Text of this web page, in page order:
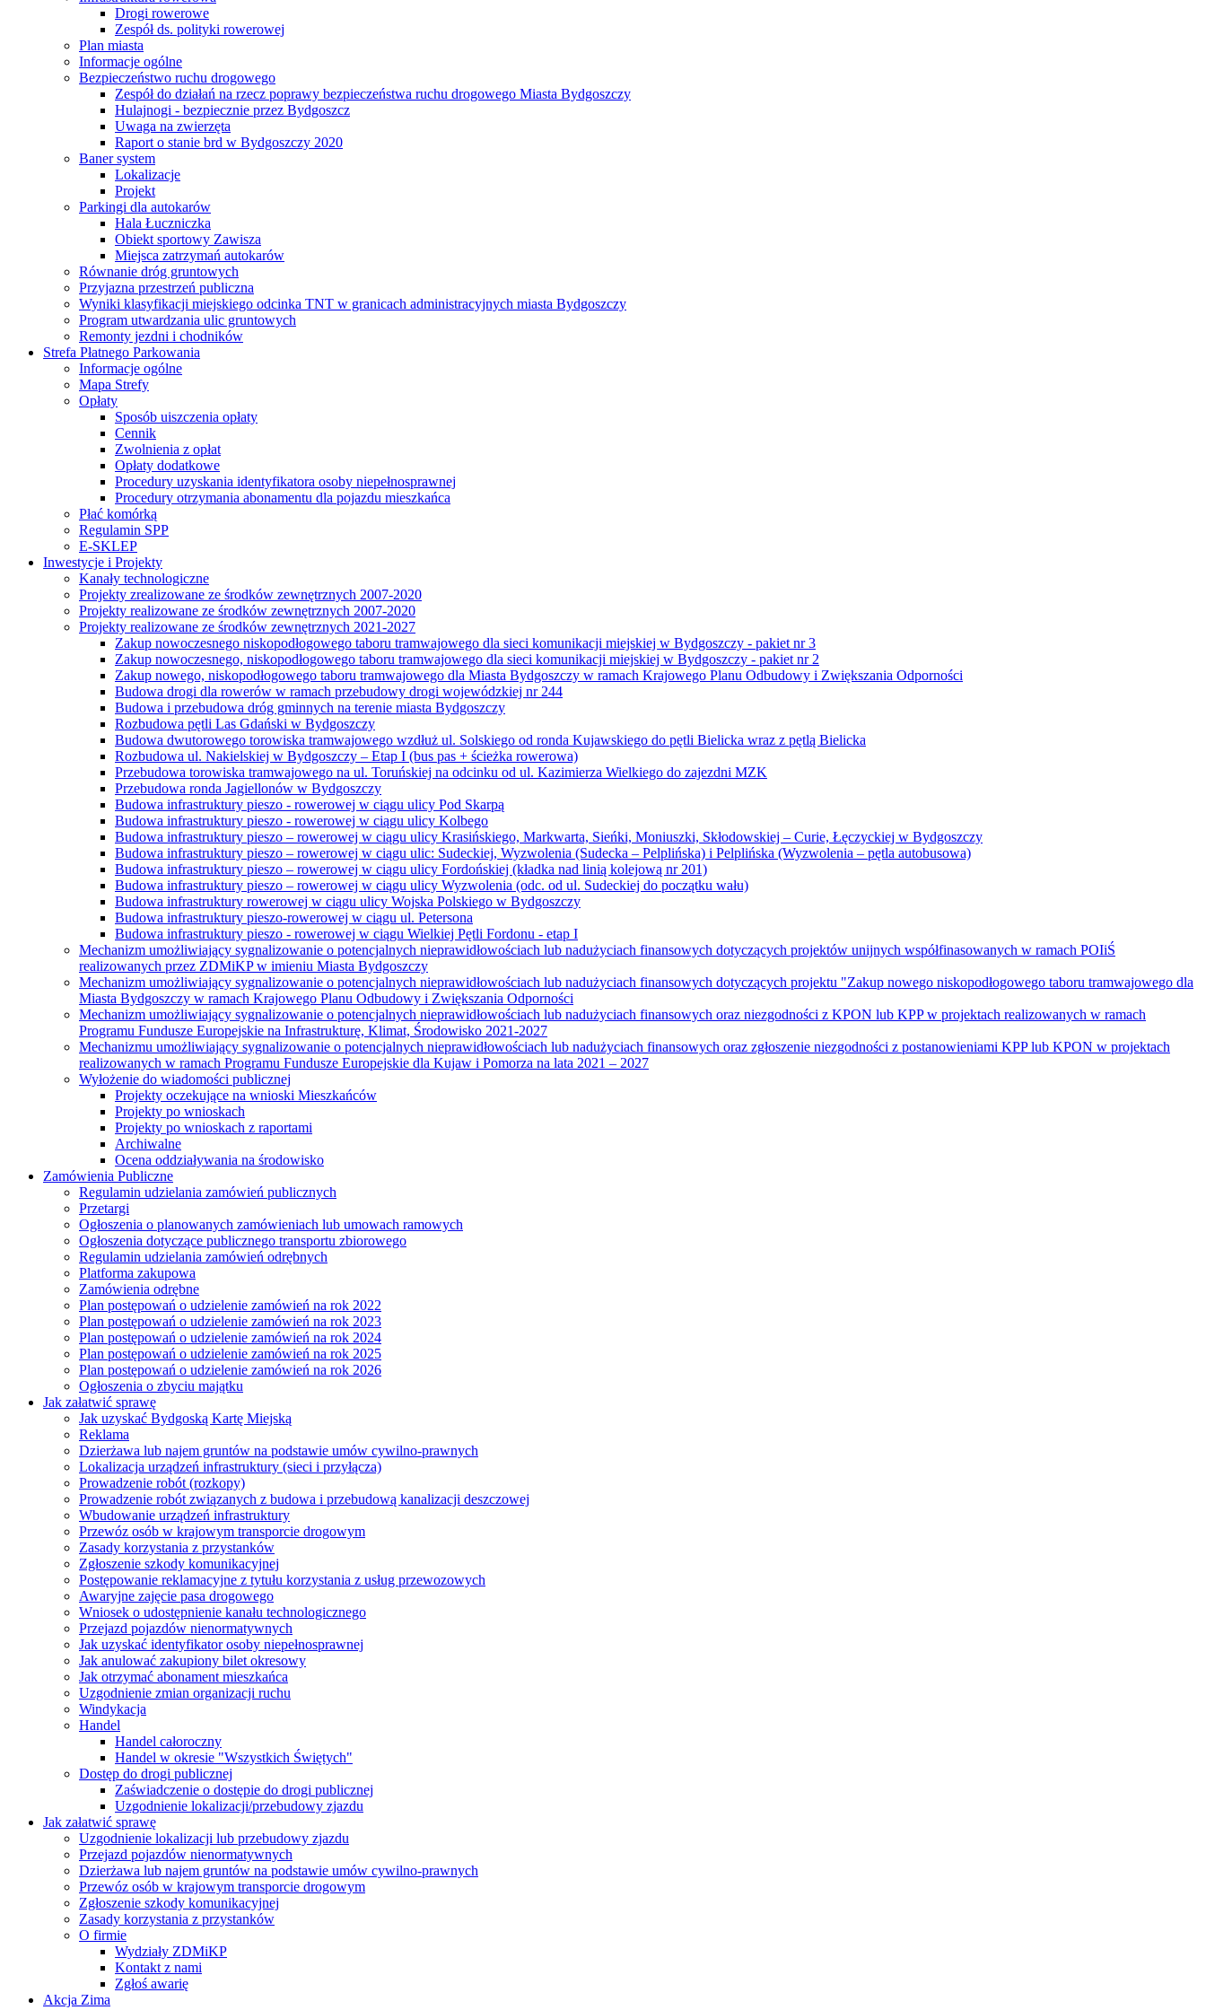
Drogi rowerowe
Zespół ds. polityki rowerowej
Plan miasta
Informacje ogólne
Bezpieczeństwo ruchu drogowego
Zespół do działań na rzecz poprawy bezpieczeństwa ruchu drogowego Miasta Bydgoszczy
Hulajnogi - bezpiecznie przez Bydgoszcz
Uwaga na zwierzęta
Raport o stanie brd w Bydgoszczy 2020
Baner system
Lokalizacje
Projekt
Parkingi dla autokarów
Hala Łuczniczka
Obiekt sportowy Zawisza
Miejsca zatrzymań autokarów
Równanie dróg gruntowych
Przyjazna przestrzeń publiczna
Wyniki klasyfikacji miejskiego odcinka TNT w granicach administracyjnych miasta Bydgoszczy
Program utwardzania ulic gruntowych
Remonty jezdni i chodników
Strefa Płatnego Parkowania
Informacje ogólne
Mapa Strefy
Opłaty
Sposób uiszczenia opłaty
Cennik
Zwolnienia z opłat
Opłaty dodatkowe
Procedury uzyskania identyfikatora osoby niepełnosprawnej
Procedury otrzymania abonamentu dla pojazdu mieszkańca
Płać komórką
Regulamin SPP
E-SKLEP
Inwestycje i Projekty
Kanały technologiczne
Projekty zrealizowane ze środków zewnętrznych 2007-2020
Projekty realizowane ze środków zewnętrznych 2007-2020
Projekty realizowane ze środków zewnętrznych 2021-2027
Zakup nowoczesnego niskopodłogowego taboru tramwajowego dla sieci komunikacji miejskiej w Bydgoszczy - pakiet nr 3
Zakup nowoczesnego, niskopodłogowego taboru tramwajowego dla sieci komunikacji miejskiej w Bydgoszczy - pakiet nr 2
Zakup nowego, niskopodłogowego taboru tramwajowego dla Miasta Bydgoszczy w ramach Krajowego Planu Odbudowy i Zwiększania Odporności
Budowa drogi dla rowerów w ramach przebudowy drogi wojewódzkiej nr 244
Budowa i przebudowa dróg gminnych na terenie miasta Bydgoszczy
Rozbudowa pętli Las Gdański w Bydgoszczy
Budowa dwutorowego torowiska tramwajowego wzdłuż ul. Solskiego od ronda Kujawskiego do pętli Bielicka wraz z pętlą Bielicka
Rozbudowa ul. Nakielskiej w Bydgoszczy – Etap I (bus pas + ścieżka rowerowa)
Przebudowa torowiska tramwajowego na ul. Toruńskiej na odcinku od ul. Kazimierza Wielkiego do zajezdni MZK
Przebudowa ronda Jagiellonów w Bydgoszczy
Budowa infrastruktury pieszo - rowerowej w ciągu ulicy Pod Skarpą
Budowa infrastruktury pieszo - rowerowej w ciągu ulicy Kolbego
Budowa infrastruktury pieszo – rowerowej w ciągu ulicy Krasińskiego, Markwarta, Sieńki, Moniuszki, Skłodowskiej – Curie, Łęczyckiej w Bydgoszczy
Budowa infrastruktury pieszo – rowerowej w ciągu ulic: Sudeckiej, Wyzwolenia (Sudecka – Pelplińska) i Pelplińska (Wyzwolenia – pętla autobusowa)
Budowa infrastruktury pieszo – rowerowej w ciągu ulicy Fordońskiej (kładka nad linią kolejową nr 201)
Budowa infrastruktury pieszo – rowerowej w ciągu ulicy Wyzwolenia (odc. od ul. Sudeckiej do początku wału)
Budowa infrastruktury rowerowej w ciągu ulicy Wojska Polskiego w Bydgoszczy
Budowa infrastruktury pieszo-rowerowej w ciągu ul. Petersona
Budowa infrastruktury pieszo - rowerowej w ciągu Wielkiej Pętli Fordonu - etap I
Mechanizm umożliwiający sygnalizowanie o potencjalnych nieprawidłowościach lub nadużyciach finansowych dotyczących projektów unijnych współfinasowanych w ramach POIiŚ
realizowanych przez ZDMiKP w imieniu Miasta Bydgoszczy
Mechanizm umożliwiający sygnalizowanie o potencjalnych nieprawidłowościach lub nadużyciach finansowych dotyczących projektu "Zakup nowego niskopodłogowego taboru tramwajowego dla
Miasta Bydgoszczy w ramach Krajowego Planu Odbudowy i Zwiększania Odporności
Mechanizm umożliwiający sygnalizowanie o potencjalnych nieprawidłowościach lub nadużyciach finansowych oraz niezgodności z KPON lub KPP w projektach realizowanych w ramach
Programu Fundusze Europejskie na Infrastrukturę, Klimat, Środowisko 2021-2027
Mechanizmu umożliwiający sygnalizowanie o potencjalnych nieprawidłowościach lub nadużyciach finansowych oraz zgłoszenie niezgodności z postanowieniami KPP lub KPON w projektach
realizowanych w ramach Programu Fundusze Europejskie dla Kujaw i Pomorza na lata 2021 – 2027
Wyłożenie do wiadomości publicznej
Projekty oczekujące na wnioski Mieszkańców
Projekty po wnioskach
Projekty po wnioskach z raportami
Archiwalne
Ocena oddziaływania na środowisko
Zamówienia Publiczne
Regulamin udzielania zamówień publicznych
Przetargi
Ogłoszenia o planowanych zamówieniach lub umowach ramowych
Ogłoszenia dotyczące publicznego transportu zbiorowego
Regulamin udzielania zamówień odrębnych
Platforma zakupowa
Zamówienia odrębne
Plan postępowań o udzielenie zamówień na rok 2022
Plan postępowań o udzielenie zamówień na rok 2023
Plan postępowań o udzielenie zamówień na rok 2024
Plan postępowań o udzielenie zamówień na rok 2025
Plan postępowań o udzielenie zamówień na rok 2026
Ogłoszenia o zbyciu majątku
Jak załatwić sprawę
Jak uzyskać Bydgoską Kartę Miejską
Reklama
Dzierżawa lub najem gruntów na podstawie umów cywilno-prawnych
Lokalizacja urządzeń infrastruktury (sieci i przyłącza)
Prowadzenie robót (rozkopy)
Prowadzenie robót związanych z budowa i przebudową kanalizacji deszczowej
Wbudowanie urządzeń infrastruktury
Przewóz osób w krajowym transporcie drogowym
Zasady korzystania z przystanków
Zgłoszenie szkody komunikacyjnej
Postępowanie reklamacyjne z tytułu korzystania z usług przewozowych
Awaryjne zajęcie pasa drogowego
Wniosek o udostępnienie kanału technologicznego
Przejazd pojazdów nienormatywnych
Jak uzyskać identyfikator osoby niepełnosprawnej
Jak anulować zakupiony bilet okresowy
Jak otrzymać abonament mieszkańca
Uzgodnienie zmian organizacji ruchu
Windykacja
Handel
Handel całoroczny
Handel w okresie "Wszystkich Świętych"
Dostęp do drogi publicznej
Zaświadczenie o dostępie do drogi publicznej
Uzgodnienie lokalizacji/przebudowy zjazdu
Jak załatwić sprawę
Uzgodnienie lokalizacji lub przebudowy zjazdu
Przejazd pojazdów nienormatywnych
Dzierżawa lub najem gruntów na podstawie umów cywilno-prawnych
Przewóz osób w krajowym transporcie drogowym
Zgłoszenie szkody komunikacyjnej
Zasady korzystania z przystanków
O firmie
Wydziały ZDMiKP
Kontakt z nami
Zgłoś awarię
Akcja Zima